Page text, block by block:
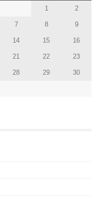
1 2
7 8 9
14 15 16
21 22 23
28 29 30